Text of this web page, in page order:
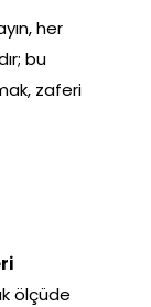
her
bu
zaferi
ölçüde